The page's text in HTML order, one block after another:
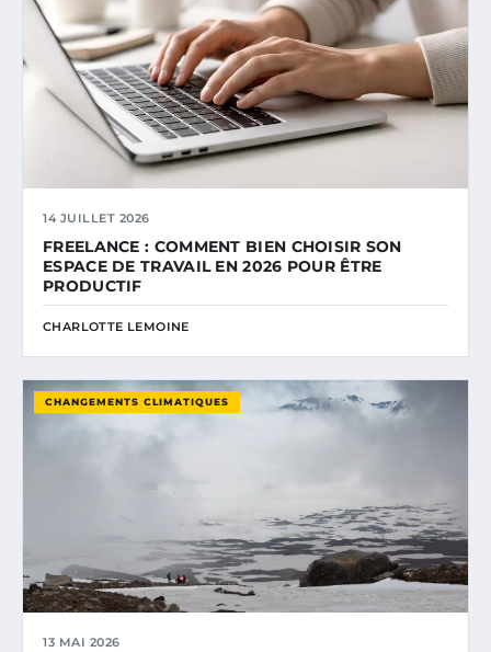
14 JUILLET 2026
FREELANCE : COMMENT BIEN CHOISIR SON
ESPACE DE TRAVAIL EN 2026 POUR ÊTRE
PRODUCTIF
CHARLOTTE LEMOINE
CHANGEMENTS CLIMATIQUES
13 MAI 2026